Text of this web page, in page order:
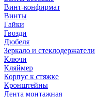
Винт-конфирмат
Винты
Гайки
Гвозди
Дюбеля
Зеркало и стеклодержатели
Ключи
Кляймер
Корпус к стяжке
Кронштейны
Лента монтажная